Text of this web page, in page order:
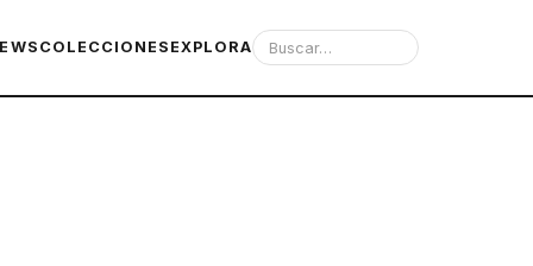
COLECCIONES EXPLORA